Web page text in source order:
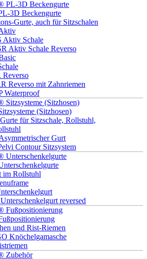
3D Beckengurte
Gurte, auch für Sitzschalen
Aktiv Schale
Aktiv Schale Reverso
Reverso mit Zahnriemen
Waterproof
(Sitzhosen)
für Sitzschale, Rollstuhl,
Gurt
Contour Sitzsystem
im Rollstuhl
reversed
und Rist-Riemen
Knöchelgamasche